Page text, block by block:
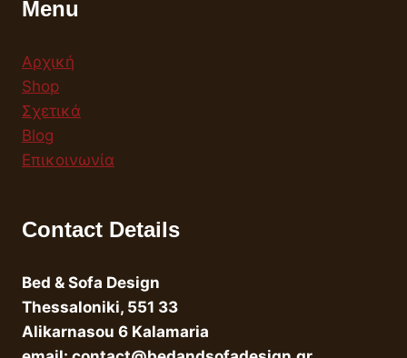
Menu
Αρχική
Shop
Σχετικά
Blog
Επικοινωνία
Contact Details
Bed & Sofa Design
Thessaloniki, 551 33
Alikarnasou 6 Kalamaria